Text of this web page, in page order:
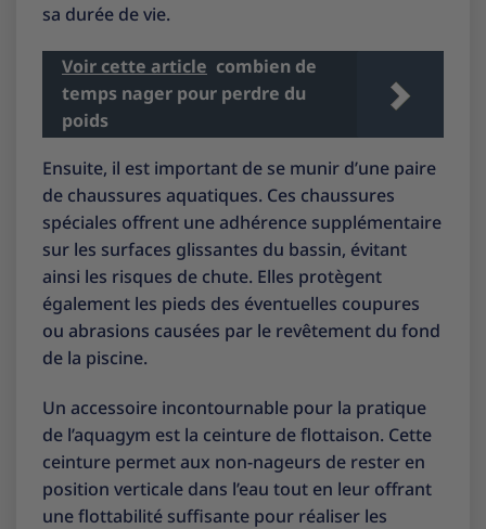
sa durée de vie.
Voir cette article combien de
temps nager pour perdre du
poids
Ensuite, il est important de se munir d’une paire
de chaussures aquatiques. Ces chaussures
spéciales offrent une adhérence supplémentaire
sur les surfaces glissantes du bassin, évitant
ainsi les risques de chute. Elles protègent
également les pieds des éventuelles coupures
ou abrasions causées par le revêtement du fond
de la piscine.
Un accessoire incontournable pour la pratique
de l’aquagym est la ceinture de flottaison. Cette
ceinture permet aux non-nageurs de rester en
position verticale dans l’eau tout en leur offrant
une flottabilité suffisante pour réaliser les